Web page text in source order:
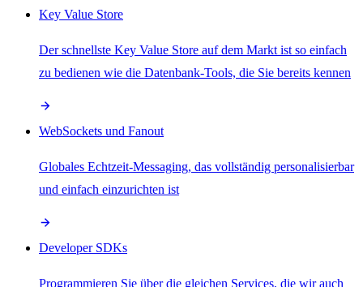
Key Value Store
Der schnellste Key Value Store auf dem Markt ist so einfach
zu bedienen wie die Datenbank-Tools, die Sie bereits kennen
WebSockets und Fanout
Globales Echtzeit-Messaging, das vollständig personalisierbar
und einfach einzurichten ist
Developer SDKs
Programmieren Sie über die gleichen Services, die wir auch